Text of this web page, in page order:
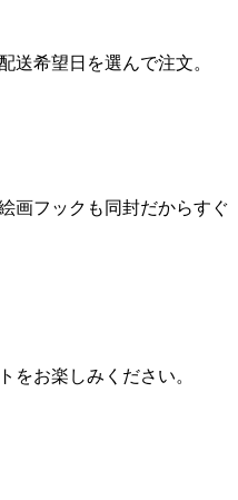
送希望日を選んで注文。
画フックも同封だからすぐ
をお楽しみください。